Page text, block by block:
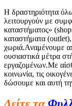
Η δραστηριότητα
λειτουργούν με
καταστήματος»
καταστήματα
χωριά.Αναμένουμε
ουσιαστικά μέτρα
εργαζομένων.Με
κοινωνία, τις
δώσουμε και αυτή
Δείτε τα